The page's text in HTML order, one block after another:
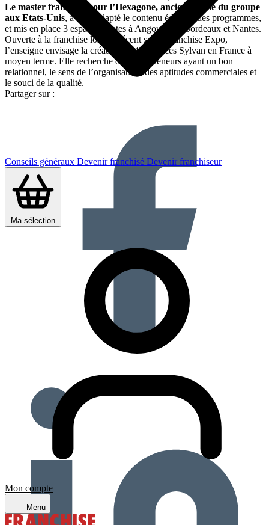
Conseils généraux Devenir franchisé Devenir franchiseur
Ma sélection
Mon compte
Menu
Le master franchisé pour l’Hexagone, ancien salarié du groupe
aux Etats-Unis, a ainsi adapté le contenu éducatif des programmes,
et mis en place 3 espaces pilotes à Angoulême, Bordeaux et Nantes.
Ouverte à la franchise lors du récent salon Franchise Expo,
l’enseigne envisage la création de 42 Espaces Sylvan en France à
moyen terme. Elle recherche des entrepreneurs ayant un bon
relationnel, le sens de l’organisation, des aptitudes commerciales et
le souci de la qualité.
Partager sur :